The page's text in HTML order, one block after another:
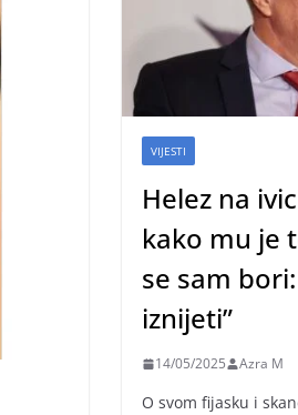
VIJESTI
Helez na
kako mu je
se sam
iznijeti”
14/05/2025 Azra M
O svom fijasku i